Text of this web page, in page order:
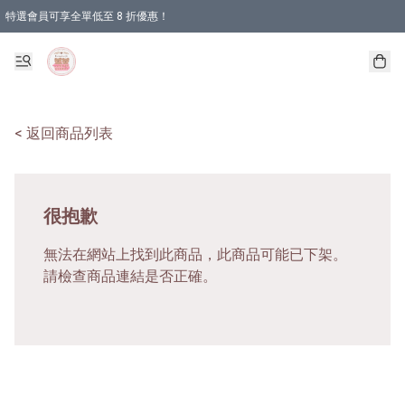
特選會員可享全單低至 8 折優惠！
< 返回商品列表
很抱歉
無法在網站上找到此商品，此商品可能已下架。
請檢查商品連結是否正確。